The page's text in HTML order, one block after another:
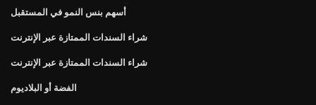
أسهم بنس النمو في المستقبل
شراء السندات الممتازة عبر الإنترنت
شراء السندات الممتازة عبر الإنترنت
الفضة أو البلاديوم